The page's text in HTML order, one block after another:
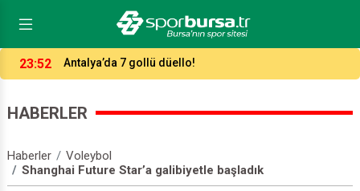
15:27 Bursaspor’da çifte şok! 2 Timsah Bodrum'da yok!
HABERLER
Haberler
Voleybol
Shanghai Future Star’a galibiyetle başladık